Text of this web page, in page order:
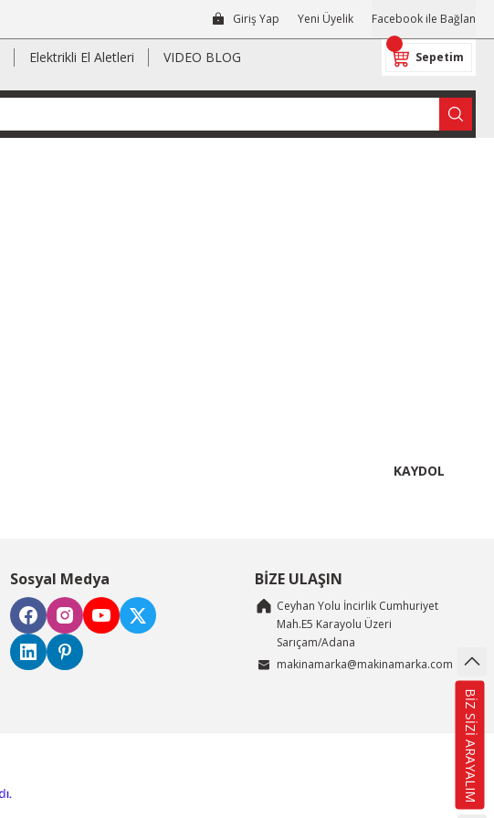
Giriş Yap Yeni Üyelik Facebook ile Bağlan
Elektrikli El Aletleri VIDEO BLOG Sepetim
KAYDOL
Sosyal Medya BİZE ULAŞIN
Ceyhan Yolu İncirlik Cumhuriyet
Mah.E5 Karayolu Üzeri
Sarıçam/Adana
makinamarka@makinamarka.com
BİZ SİZİ ARAYALIM